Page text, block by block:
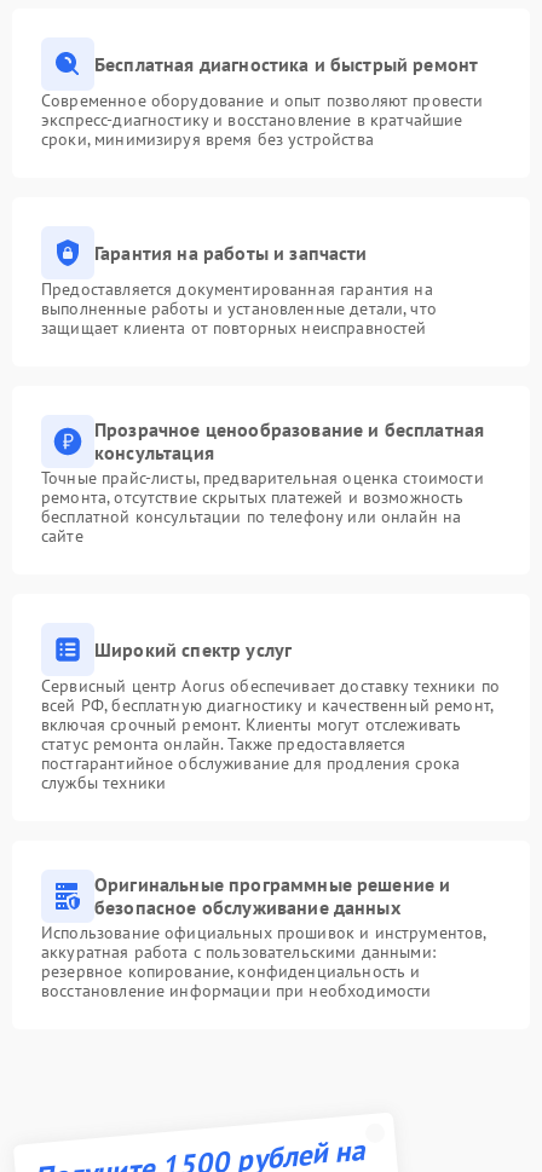
Бесплатная диагностика и быстрый ремонт
Современное оборудование и опыт позволяют провести
экспресс-диагностику и восстановление в кратчайшие
сроки, минимизируя время без устройства
Гарантия на работы и запчасти
Предоставляется документированная гарантия на
выполненные работы и установленные детали, что
защищает клиента от повторных неисправностей
Прозрачное ценообразование и бесплатная
консультация
Точные прайс-листы, предварительная оценка стоимости
ремонта, отсутствие скрытых платежей и возможность
бесплатной консультации по телефону или онлайн на
сайте
Широкий спектр услуг
Сервисный центр Aorus обеспечивает доставку техники по
всей РФ, бесплатную диагностику и качественный ремонт,
включая срочный ремонт. Клиенты могут отслеживать
статус ремонта онлайн. Также предоставляется
постгарантийное обслуживание для продления срока
службы техники
Оригинальные программные решение и
безопасное обслуживание данных
Использование официальных прошивок и инструментов,
аккуратная работа с пользовательскими данными:
резервное копирование, конфиденциальность и
восстановление информации при необходимости